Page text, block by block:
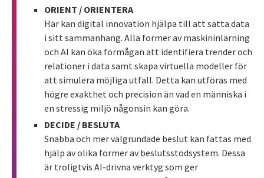
ORIENT / ORIENTERA
Här kan digital innovation hjälpa till att sätta data
i sitt sammanhang. Alla former av maskininlärning
och AI kan öka förmågan att identifiera trender och
relationer i data samt skapa virtuella modeller för
att simulera möjliga utfall. Detta kan utföras med
högre exakthet och precision än vad en människa i
en stressig miljö någonsin kan göra.
DECIDE / BESLUTA
Snabba och mer välgrundade beslut kan fattas med
hjälp av olika former av beslutsstödsystem. Dessa
är troligtvis AI-drivna verktyg som ger